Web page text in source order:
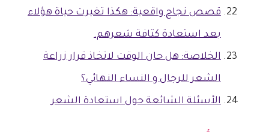
قصص نجاح واقعية: هكذا تغيرت حياة هؤلاء
بعد استعادة كثافة شعرهم.
الخلاصة: هل حان الوقت لاتخاذ قرار زراعة
الشعر للرجال و النساء النهائي؟
الأسئلة الشائعة حول استعادة الشعر